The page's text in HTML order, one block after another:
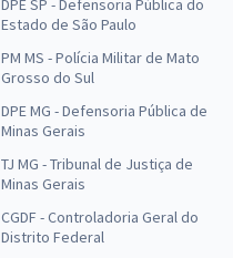
DPE SP - Defensoria Pública do
Estado de São Paulo
PM MS - Polícia Militar de Mato
Grosso do Sul
DPE MG - Defensoria Pública de
Minas Gerais
TJ MG - Tribunal de Justiça de
Minas Gerais
CGDF - Controladoria Geral do
Distrito Federal